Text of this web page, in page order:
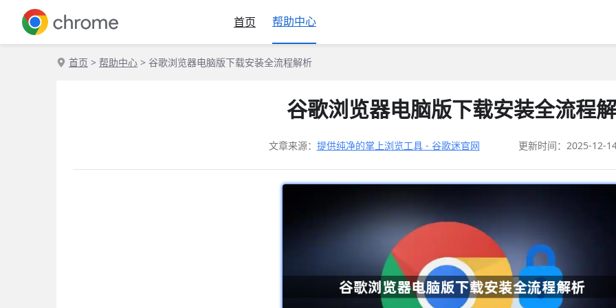
首页 帮助中心
首页 > 帮助中心 > 谷歌浏览器电脑版下载安装全流程解析
谷歌浏览器电脑版下载安装全流程
文章来源： 提供纯净的掌上浏览工具 - 谷歌迷官网 更新时间：2025-12-